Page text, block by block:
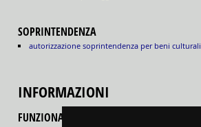
SOPRINTENDENZA
autorizzazione soprintendenza per beni culturali
INFORMAZIONI
FUNZIONALITÀ DEL PORTALE